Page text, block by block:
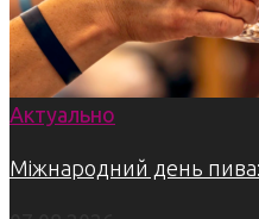
Актуально
Міжнародний день